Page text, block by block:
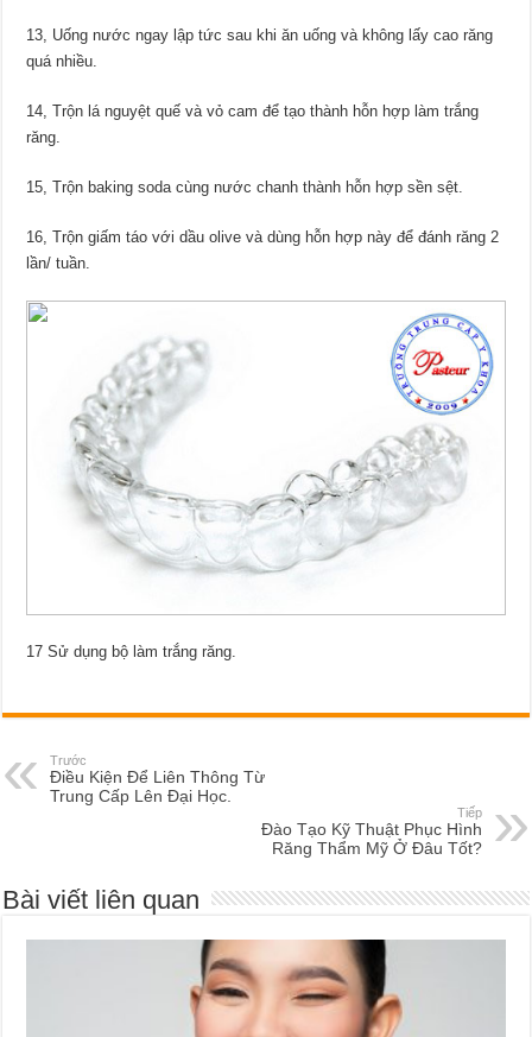
13, Uống nước ngay lập tức sau khi ăn uống và không lấy cao răng
quá nhiều.
14, Trộn lá nguyệt quế và vỏ cam để tạo thành hỗn hợp làm trắng
răng.
15, Trộn baking soda cùng nước chanh thành hỗn hợp sền sệt.
16, Trộn giấm táo với dầu olive và dùng hỗn hợp này để đánh răng 2
lần/ tuần.
17 Sử dụng bộ làm trắng răng.
Trước
Điều Kiện Để Liên Thông Từ
Trung Cấp Lên Đại Học.
Tiếp
Đào Tạo Kỹ Thuật Phục Hình
Răng Thẩm Mỹ Ở Đâu Tốt?
Bài viết liên quan